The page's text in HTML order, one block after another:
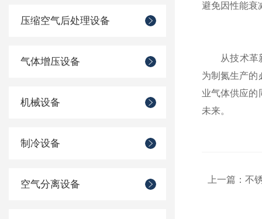
压缩空气后处理设备
气体增压设备
机械设备
制冷设备
空气分离设备
避免因性能衰
从技术革新
为制氮生产的
业气体供应的
未来。
上一篇： 不